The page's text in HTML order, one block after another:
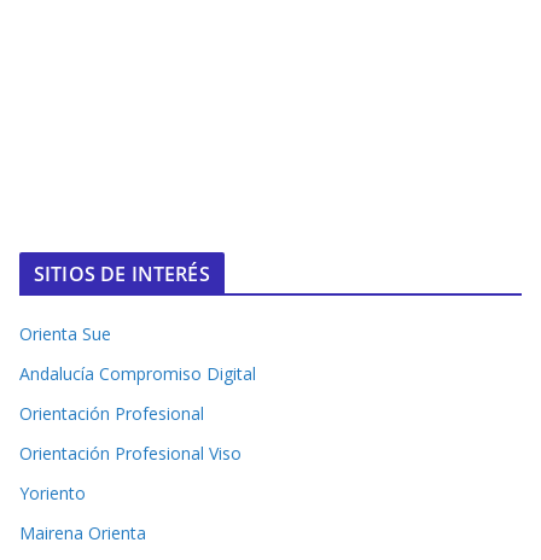
SITIOS DE INTERÉS
Orienta Sue
Andalucía Compromiso Digital
Orientación Profesional
Orientación Profesional Viso
Yoriento
Mairena Orienta